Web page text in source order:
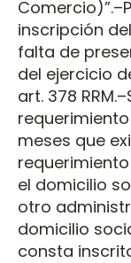
inscripción
falta de
del ejercicio
art. 378
meses que
el domicilio
otro
domicilio
consta